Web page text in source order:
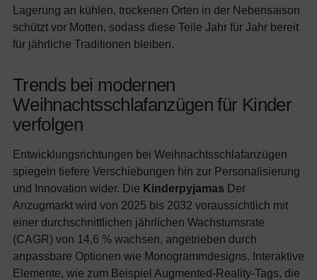
Lagerung an kühlen, trockenen Orten in der Nebensaison
schützt vor Motten, sodass diese Teile Jahr für Jahr bereit
für jährliche Traditionen bleiben.
Trends bei modernen
Weihnachtsschlafanzügen für Kinder
verfolgen
Entwicklungsrichtungen bei Weihnachtsschlafanzügen
spiegeln tiefere Verschiebungen hin zur Personalisierung
und Innovation wider. Die Kinderpyjamas Der
Anzugmarkt wird von 2025 bis 2032 voraussichtlich mit
einer durchschnittlichen jährlichen Wachstumsrate
(CAGR) von 14,6 % wachsen, angetrieben durch
anpassbare Optionen wie Monogrammdesigns. Interaktive
Elemente, wie zum Beispiel Augmented-Reality-Tags, die